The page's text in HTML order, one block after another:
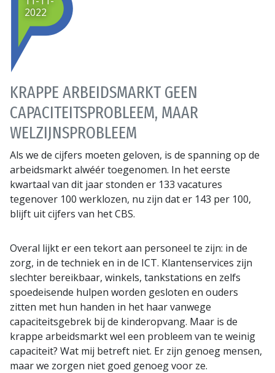
KRAPPE ARBEIDSMARKT GEEN
CAPACITEITSPROBLEEM, MAAR
WELZIJNSPROBLEEM
2022
Als we de cijfers moeten geloven, is de spanning op de
arbeidsmarkt alwéér toegenomen. In het eerste
kwartaal van dit jaar stonden er 133 vacatures
tegenover 100 werklozen, nu zijn dat er 143 per 100,
blijft uit cijfers van het CBS.
Overal lijkt er een tekort aan personeel te zijn: in de
zorg, in de techniek en in de ICT. Klantenservices zijn
slechter bereikbaar, winkels, tankstations en zelfs
spoedeisende hulpen worden gesloten en ouders
zitten met hun handen in het haar vanwege
capaciteitsgebrek bij de kinderopvang. Maar is de
krappe arbeidsmarkt wel een probleem van te weinig
capaciteit? Wat mij betreft niet. Er zijn genoeg mensen,
maar we zorgen niet goed genoeg voor ze.